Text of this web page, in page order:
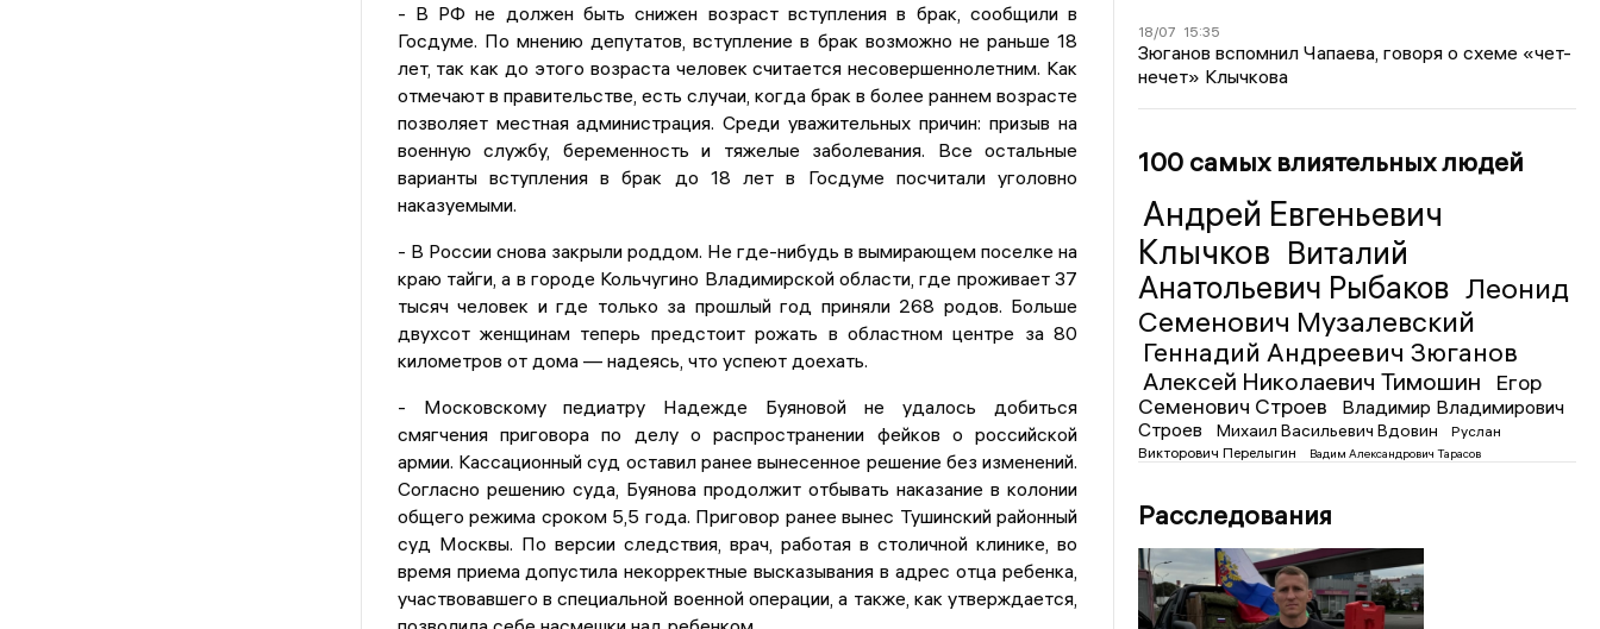
- В РФ не должен быть снижен возраст вступления в брак, сообщили в
Госдуме. По мнению депутатов, вступление в брак возможно не раньше 18
лет, так как до этого возраста человек считается несовершеннолетним. Как
отмечают в правительстве, есть случаи, когда брак в более раннем возрасте
позволяет местная администрация. Среди уважительных причин: призыв на
военную службу, беременность и тяжелые заболевания. Все остальные
варианты вступления в брак до 18 лет в Госдуме посчитали уголовно
наказуемыми.
- В России снова закрыли роддом. Не где-нибудь в вымирающем поселке на
краю тайги, а в городе Кольчугино Владимирской области, где проживает 37
тысяч человек и где только за прошлый год приняли 268 родов. Больше
двухсот женщинам теперь предстоит рожать в областном центре за 80
километров от дома — надеясь, что успеют доехать.
- Московскому педиатру Надежде Буяновой не удалось добиться
смягчения приговора по делу о распространении фейков о российской
армии. Кассационный суд оставил ранее вынесенное решение без изменений.
Согласно решению суда, Буянова продолжит отбывать наказание в колонии
общего режима сроком 5,5 года. Приговор ранее вынес Тушинский районный
суд Москвы. По версии следствия, врач, работая в столичной клинике, во
время приема допустила некорректные высказывания в адрес отца ребенка,
участвовавшего в специальной военной операции, а также, как утверждается,
18/07 15:35
Зюганов вспомнил Чапаева, говоря о схеме «чет-
нечет» Клычкова
100 самых влиятельных людей
Андрей Евгеньевич
Клычков Виталий
Анатольевич Рыбаков Леонид
Семенович Музалевский
Геннадий Андреевич Зюганов
Алексей Николаевич Тимошин
Егор
Семенович Строев
Владимир Владимирович
Строев
Михаил Васильевич Вдовин
Руслан
Викторович Перелыгин
Вадим Александрович Тарасов
Расследования